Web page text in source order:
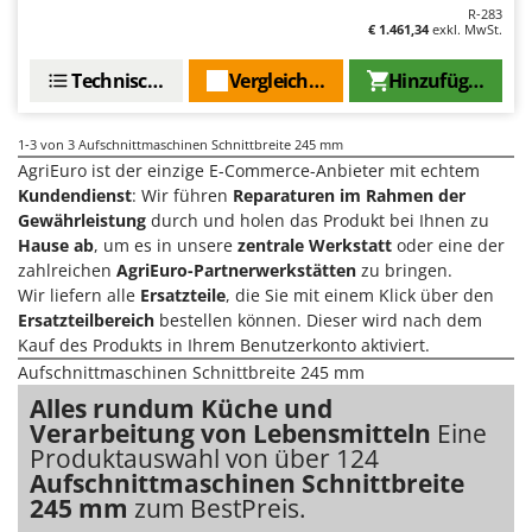
Manuelle Heckenscheren
Minibacköfen
Motorhacken - Gartenfräsen
Motorspritzen
Mulcher für Traktor
N
Notstromaggregat
Nudelmaschinen
O
Obstmühlen Obsthäcksler Obstmuser
Obstpressen
Olivenernter und Schüttler
FARMER
Ferrari Group
Ferroni
Ferrua
FIAC
FIEM
Fimar
FINI
Fiorentini
Fiskars
Flymo
Fontana Forni
R-283
€ 1.461,34exkl. MwSt.
Hinzufügen
Vergleichen Sie
Technische Daten
1-3 von 3 Aufschnittmaschinen Schnittbreite 245 mm
AgriEuro ist der einzige E-Commerce-Anbieter mit echtem
Kundendienst: Wir führen Reparaturen im Rahmen der
Gewährleistung durch und holen das Produkt bei Ihnen zu
Hause ab, um es in unsere zentrale Werkstatt oder eine der
zahlreichen AgriEuro-Partnerwerkstätten zu bringen.
Wir liefern alle Ersatzteile, die Sie mit einem Klick über den
Ersatzteilbereich bestellen können. Dieser wird nach dem
Kauf des Produkts in Ihrem Benutzerkonto aktiviert.
Aufschnittmaschinen Schnittbreite 245 mm
Alles rundum Küche und
Verarbeitung von Lebensmitteln Eine
Produktauswahl von über 124
Aufschnittmaschinen Schnittbreite
245 mm zum BestPreis.